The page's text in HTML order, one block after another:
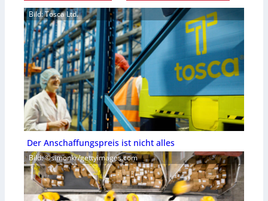
Bild: Tosca Ltd.
Der Anschaffungspreis ist nicht alles
Bild: ©simonkr/gettyimages.com